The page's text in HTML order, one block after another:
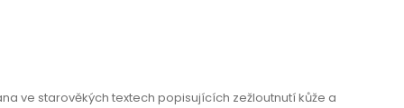
ve starověkých textech popisujících zežloutnutí kůže a